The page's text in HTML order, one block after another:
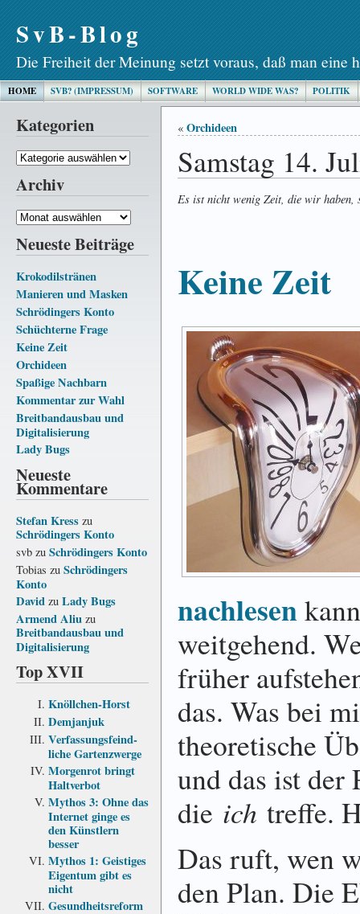
SvB-Blog
Die Freiheit der Meinung setzt voraus, daß man eine
HOME SVB? (IMPRESSUM) SOFTWARE WORLD WIDE WAS? POLITIK
Kategorien
Kategorien
Archiv
Archiv
Neueste Beiträge
Krokodilstränen
Manieren und Masken
Schrödingers Konto
Schüchterne Frage
Keine Zeit
Orchideen
Spaßige Nachbarn
Kommentar zur Wahl
Breitbandausbau und
Digitalisierung
Lady Bugs
Neueste
Kommentare
Stefan Kress zu
Schrödingers Konto
svb zu Schrödingers Konto
Tobias zu Schrödingers
Konto
David zu Lady Bugs
Armend Aliu zu
Breitbandausbau und
Digitalisierung
Top XVII
Knöllchen-Horst
Demjanjuk
Verfassungs­feind­
liche Garten­zwerge
Morgenrot bringt
Haltverbot
Mythos 3: Ohne das
Internet ginge es
den Künstlern
besser
Mythos 1: Geistiges
Eigentum gibt es
nicht
Gesundheits­reform
« Orchideen
Samstag 14.
Es ist nicht wenig Zeit, die wir
Keine Zeit
nachlesen
weitgehend.
früher
das. Was bei
theoretische
und das ist der
die ich treffe.
Das ruft, wen
den Plan. Die